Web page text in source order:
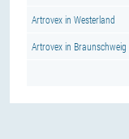
Artrovex in Westerland
Artrovex in Braunschweig